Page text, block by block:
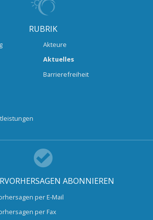
RUBRIK
Akteure
Aktuelles
Barrierefreiheit
ABONNIEREN
per E-Mail
per Fax